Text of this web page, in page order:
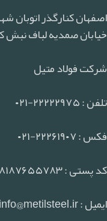
اصفهان کنارگذر اتوبان
خیابان صمدیه لباف نبش
شرکت فولاد متیل
تلفن : ۲۲۲۲۲۹۷۵-۰۲۱
فکس : ۲۲۲۶۱۹۰۷-۰۲۱
کد پستی : ۸۱۸۷۶۵۵۷۸۳
ایمیل : info@metilsteel.ir